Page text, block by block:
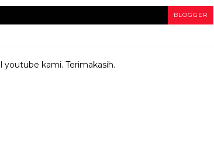
BLOGGER
youtube kami. Terimakasih.